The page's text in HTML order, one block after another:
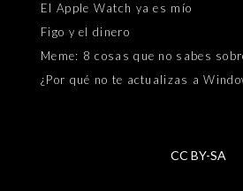
El Apple Watch ya es mío
Figo y el dinero
Meme: 8 cosas que no sabes
¿Por qué no te actualizas a
CC BY-SA